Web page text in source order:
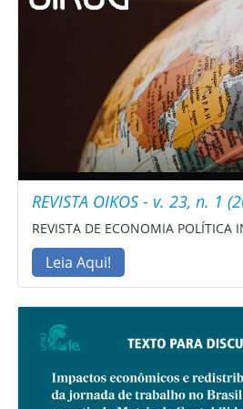
REVISTA OIKOS - v. 23, n. 1
REVISTA DE ECONOMIA POLÍTICA
Leia Aqui!